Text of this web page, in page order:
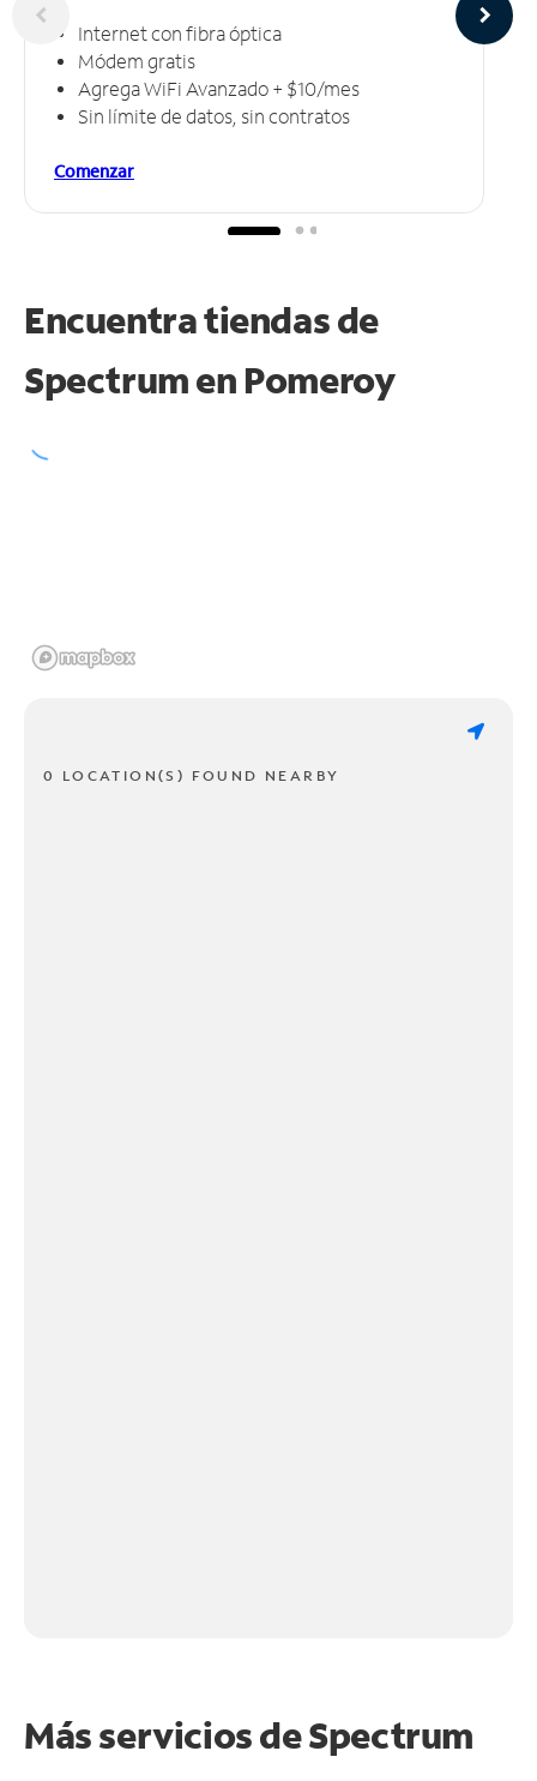
Internet con fibra óptica
Módem gratis
Agrega WiFi Avanzado + $10/mes
Sin límite de datos, sin contratos
Comenzar
Encuentra tiendas de
Spectrum en Pomeroy
0 LOCATION(S) FOUND NEARBY
Más servicios de Spectrum